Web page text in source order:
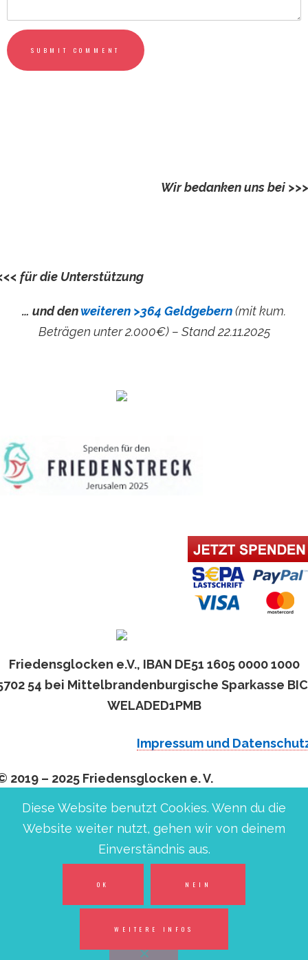
SUBMIT COMMENT
Wir bedanken uns bei
für die Unterstützung
… und denweiteren >364 Geldgebern(mit kum.
Beträgen unter 2.000€) – Stand 22.11.2025
Friedensglocken e.V., IBAN DE51 1605 0000 1000
54 bei Mittelbrandenburgische Sparkasse
WELADED1PMB
Impressum und
2019 – 2025 Friedensglocken e. V.
Diese Website benutzt Cookies. Wenn du die
Website weiter nutzt, gehen wir von deinem
Einverständnis aus.
OK NEIN
WEITERE INFOS